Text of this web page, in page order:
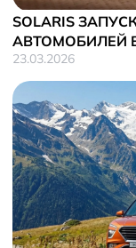
SOLARIS
АВТОМОБИЛЕЙ
23.03.2026